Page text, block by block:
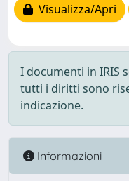
Visualizza/Apri
I documenti in IRIS
tutti i diritti sono
indicazione.
Informazioni